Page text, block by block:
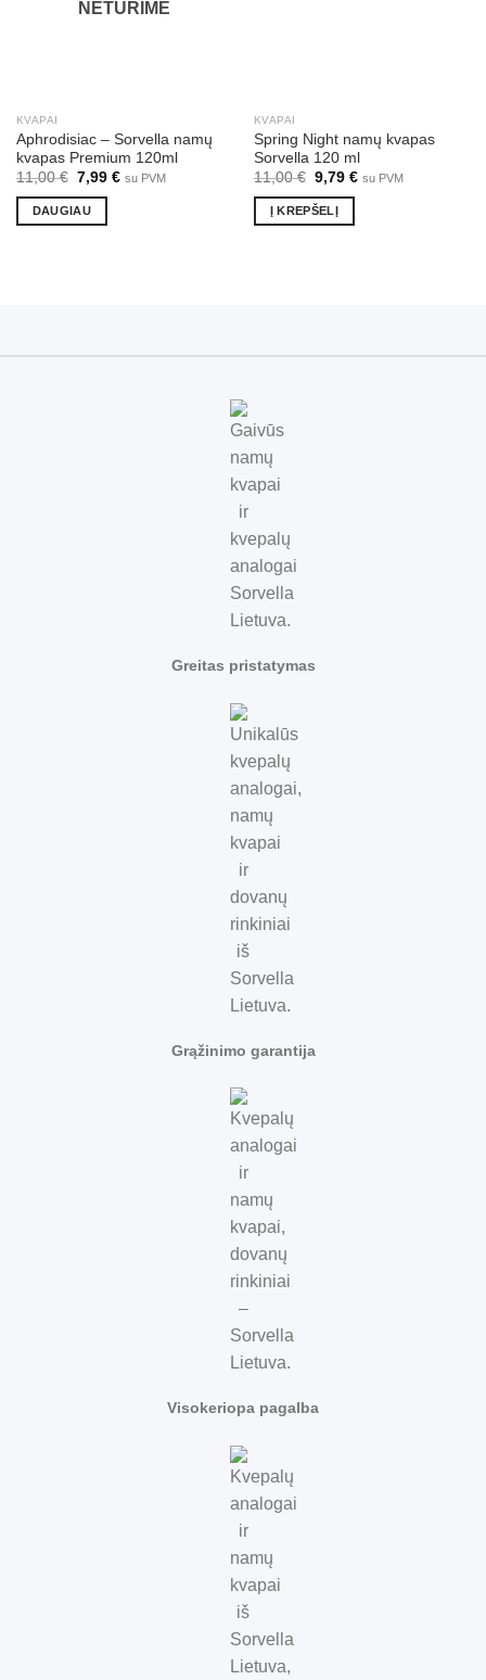
NETURIME
KVAPAI
Aphrodisiac – Sorvella namų
kvapas Premium 120ml
11,00€ Original
was:
11,00 €.
7,99 €Current
su PVM
DAUGIAU
KVAPAI
Spring Night namų kvapas
Sorvella 120 ml
11,00€ Original
was:
11,00 €.
9,79 €Current
su PVM
Į KREPŠELĮ
Greitas pristatymas
Grąžinimo garantija
Visokeriopa pagalba